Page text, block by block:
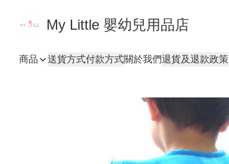
My Little 嬰幼兒用品店
商品 送貨方式付款方式關於我們退貨及退款政策